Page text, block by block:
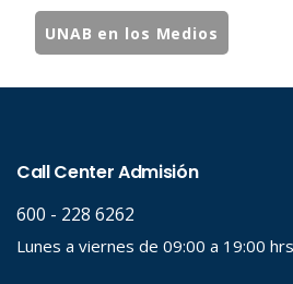
UNAB en los Medios